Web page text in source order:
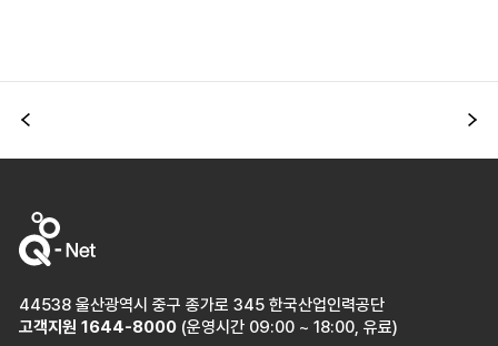
44538 울산광역시 중구 종가로 345 한국산업인력공단
고객지원 1644-8000 (운영시간 09:00 ~ 18:00, 유료)